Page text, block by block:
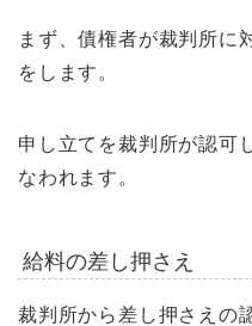
まず、債権者が裁判所に
をします。
申し立てを裁判所が認可
なわれます。
給料の差し押さえ
裁判所から差し押さえの